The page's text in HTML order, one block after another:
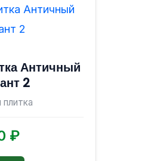
Античный
2
₽